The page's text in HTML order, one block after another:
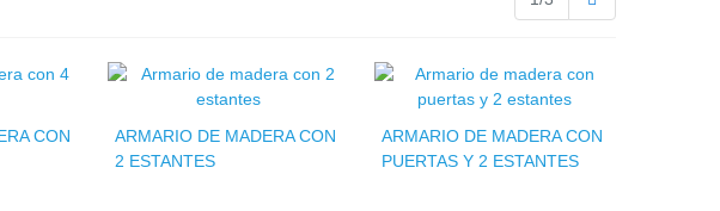
CON
ARMARIO DE MADERA CON
2 ESTANTES
ARMARIO DE MADERA CON
PUERTAS Y 2 ESTANTES